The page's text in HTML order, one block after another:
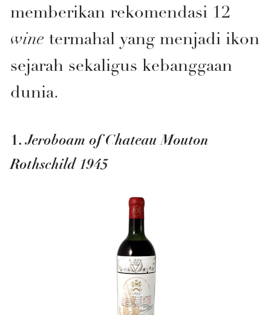
memberikan rekomendasi 12
wine termahal yang menjadi ikon
sejarah sekaligus kebanggaan
dunia.
1.Jeroboam of Chateau Mouton
Rothschild 1945